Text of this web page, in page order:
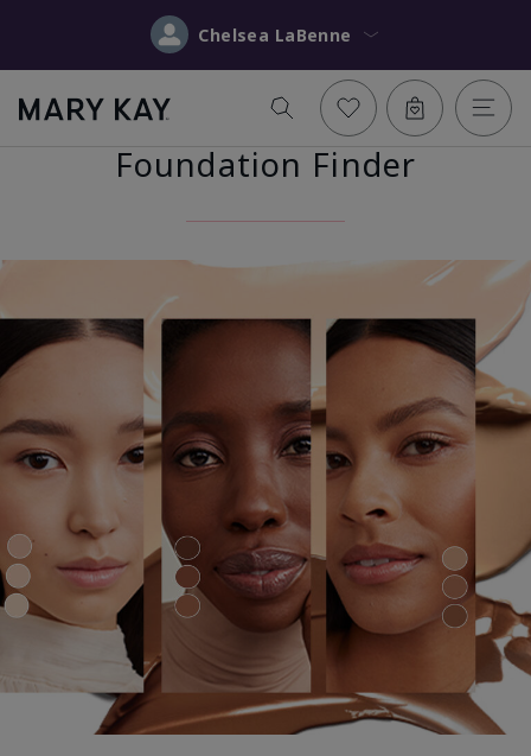
Chelsea LaBenne
Foundation Finder